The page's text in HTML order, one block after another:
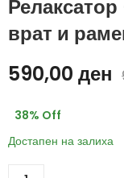
врат и
590,00 ден
38% Off
Достапен на залиха